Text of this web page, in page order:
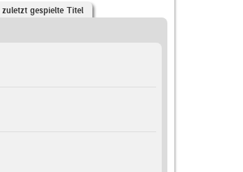
zuletzt gespielte Titel